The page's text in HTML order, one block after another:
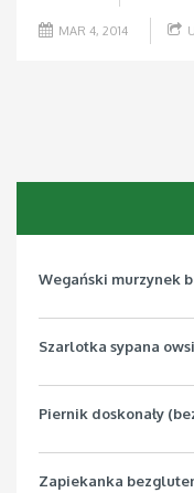
MAR 4, 2014
Wegański murzynek
Szarlotka sypana
Piernik doskonały
Zapiekanka